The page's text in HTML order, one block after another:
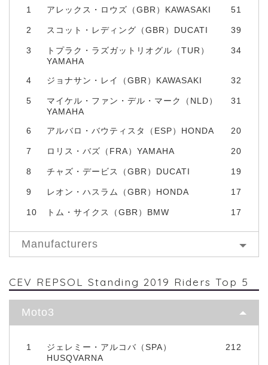
1 アレックス・ロウズ（GBR）KAWASAKI 51
2 スコット・レディング（GBR）DUCATI 39
3
トプラク・ラズガットリオグル（TUR）
YAMAHA
34
4 ジョナサン・レイ（GBR）KAWASAKI 32
5
マイケル・ファン・デル・マーク（NLD）
YAMAHA
31
6 アルバロ・バウティスタ（ESP）HONDA 20
7 ロリス・バズ（FRA）YAMAHA 20
8 チャズ・デービス（GBR）DUCATI 19
9 レオン・ハスラム（GBR）HONDA 17
10 トム・サイクス（GBR）BMW 17
Manufacturers
CEV REPSOL Standing 2019 Riders Top 5
Moto3
1
ジェレミー・アルコバ（SPA）
HUSQVARNA
212